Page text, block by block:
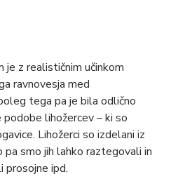
je z realističnim učinkom
ravnovesja med
tega pa je bila odlično
lihožercev – ki so
Lihožerci so izdelani iz
pa smo jih lahko raztegovali in
prosojne ipd.